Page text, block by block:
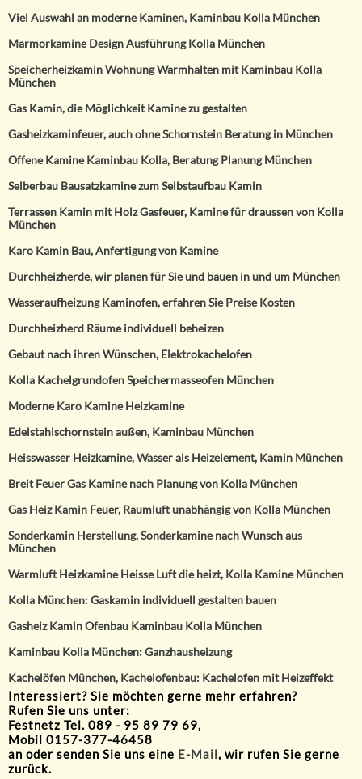
Viel Auswahl an moderne Kaminen, Kaminbau Kolla München
Marmorkamine Design Ausführung Kolla München
Speicherheizkamin Wohnung Warmhalten mit Kaminbau Kolla
München
Gas Kamin, die Möglichkeit Kamine zu gestalten
Gasheizkaminfeuer, auch ohne Schornstein Beratung in München
Offene Kamine Kaminbau Kolla, Beratung Planung München
Selberbau Bausatzkamine zum Selbstaufbau Kamin
Terrassen Kamin mit Holz Gasfeuer, Kamine für draussen von Kolla
München
Karo Kamin Bau, Anfertigung von Kamine
Durchheizherde, wir planen für Sie und bauen in und um München
Wasseraufheizung Kaminofen, erfahren Sie Preise Kosten
Durchheizherd Räume individuell beheizen
Gebaut nach ihren Wünschen, Elektrokachelofen
Kolla Kachelgrundofen Speichermasseofen München
Moderne Karo Kamine Heizkamine
Edelstahlschornstein außen, Kaminbau München
Heisswasser Heizkamine, Wasser als Heizelement, Kamin München
Breit Feuer Gas Kamine nach Planung von Kolla München
Gas Heiz Kamin Feuer, Raumluft unabhängig von Kolla München
Sonderkamin Herstellung, Sonderkamine nach Wunsch aus
München
Warmluft Heizkamine Heisse Luft die heizt, Kolla Kamine München
Kolla München: Gaskamin individuell gestalten bauen
Gasheiz Kamin Ofenbau Kaminbau Kolla München
Kaminbau Kolla München: Ganzhausheizung
Kachelöfen München, Kachelofenbau: Kachelofen mit Heizeffekt
Interessiert? Sie möchten gerne mehr erfahren?
Rufen Sie uns unter:
Festnetz Tel. 089 - 95 89 79 69,
Mobil 0157-377-46458
an oder senden Sie uns eine E-Mail, wir rufen Sie gerne
zurück.